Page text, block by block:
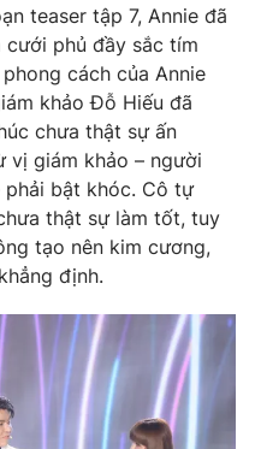
mình bằng AI
teaser tập 7, Annie đã
phủ đầy sắc tím
cách của Annie
khảo Đỗ Hiếu đã
chưa thật sự ấn
vị giám khảo – người
phải bật khóc. Cô tự
thật sự làm tốt, tuy
tạo nên kim cương,
định.